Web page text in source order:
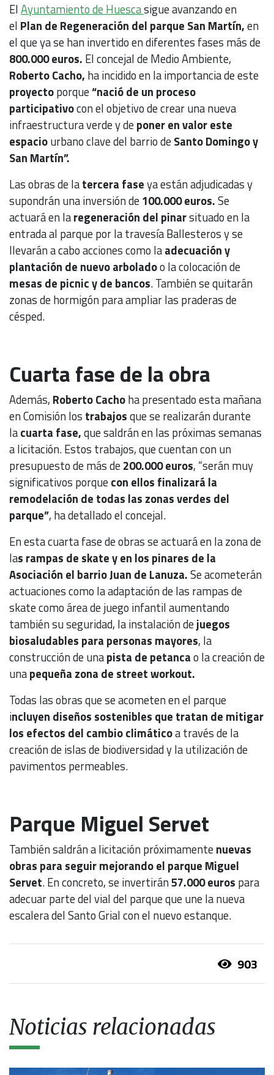
ElAyuntamiento de Huescasigue avanzando en
el Plan de Regeneración del parque San Martín,en
el que ya se han invertido en diferentes fases más de
800.000 euros. El concejal de Medio Ambiente,
Roberto Cacho, ha incidido en la importancia de este
proyectoporque“nació de un proceso
participativocon el objetivo de crear una nueva
infraestructura verde y deponer en valor este
espaciourbano clave del barrio deSanto Domingo y
San Martín”.
Las obras de latercera faseya están adjudicadas y
supondrán una inversión de100.000 euros.Se
actuará en laregeneración del pinarsituado en la
entrada al parque por la travesía Ballesteros y se
llevarán a cabo acciones como laadecuación y
plantación de nuevo arboladoo la colocación de
mesas de picnic y de bancos. También se quitarán
zonas de hormigón para ampliar las praderas de
césped.
Cuarta fase de la obra
Además, Roberto Cachoha presentado esta mañana
en Comisión los trabajosque se realizarán durante
lacuarta fase,que saldrán en las próximas semanas
a licitación. Estos trabajos, que cuentan con un
presupuesto de más de200.000 euros, “serán muy
significativos porquecon ellos finalizará la
remodelación de todas las zonas verdes del
parque”, ha detallado el concejal.
En esta cuarta fase de obras se actuará en la zona de
las rampas de skate y en los pinares de la
Asociación el barrio Juan de Lanuza.Se acometerán
actuaciones como la adaptación de las rampas de
skate como área de juego infantil aumentando
también su seguridad, la instalación dejuegos
biosaludables para personas mayores, la
construcción de unapista de petancao la creación de
unapequeña zona de street workout.
Todas las obras que se acometen en el parque
incluyen diseños sostenibles que tratan de mitigar
los efectos del cambio climáticoa través de la
creación de islas de biodiversidad y la utilización de
pavimentos permeables.
Parque Miguel Servet
También saldrán a licitación próximamentenuevas
obras para seguir mejorando el parque Miguel
Servet. En concreto, se invertirán57.000 euros para
adecuar parte del vial del parque que une la nueva
escalera del Santo Grial con el nuevo estanque.
903
Noticias relacionadas